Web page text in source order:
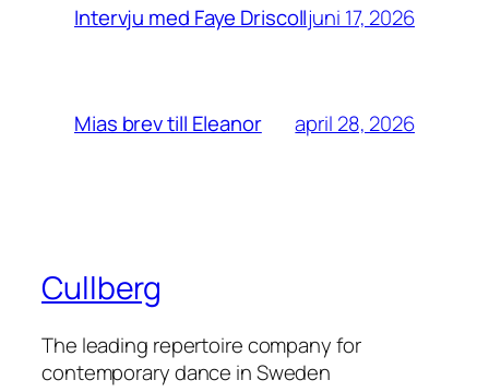
Intervju med Faye Driscolljuni 17, 2026
Mias brev till Eleanor april 28, 2026
Cullberg
The leading repertoire company for
contemporary dance in Sweden